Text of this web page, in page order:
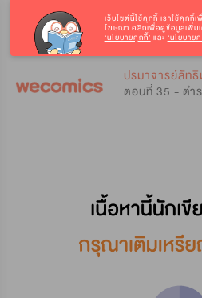
ปรมาจารย์ลัท
ตอนที่ 35 - ตำ
เว็บไซต์นี้ใช้คุกกี้ เราใช้คุกกี้เ
โฆษณา คลิกเพื่อดูข้อมูลเพิ่ม
‘นโยบายคุกกี้’ และ ‘นโยบาย